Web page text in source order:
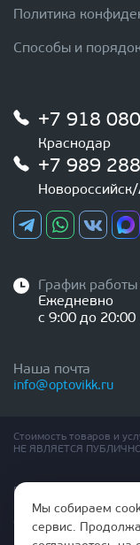
Политика
Способы и
+7 918
Краснодар
+7 989
График работы
Ежедневно
с 9:00 до 20:00
Наша почта
info@optovikk.ru
Стоимость товаров и
НЕ ЯВЛЯЕТСЯ
Правила эксплутации
Политика обработки
Согласие на обработку
Мы собираем
сервис.